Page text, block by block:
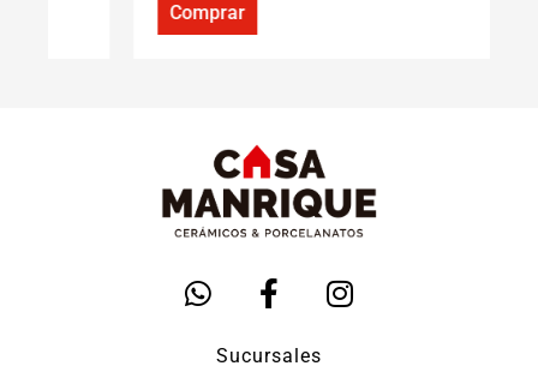
Comprar
Sucursales